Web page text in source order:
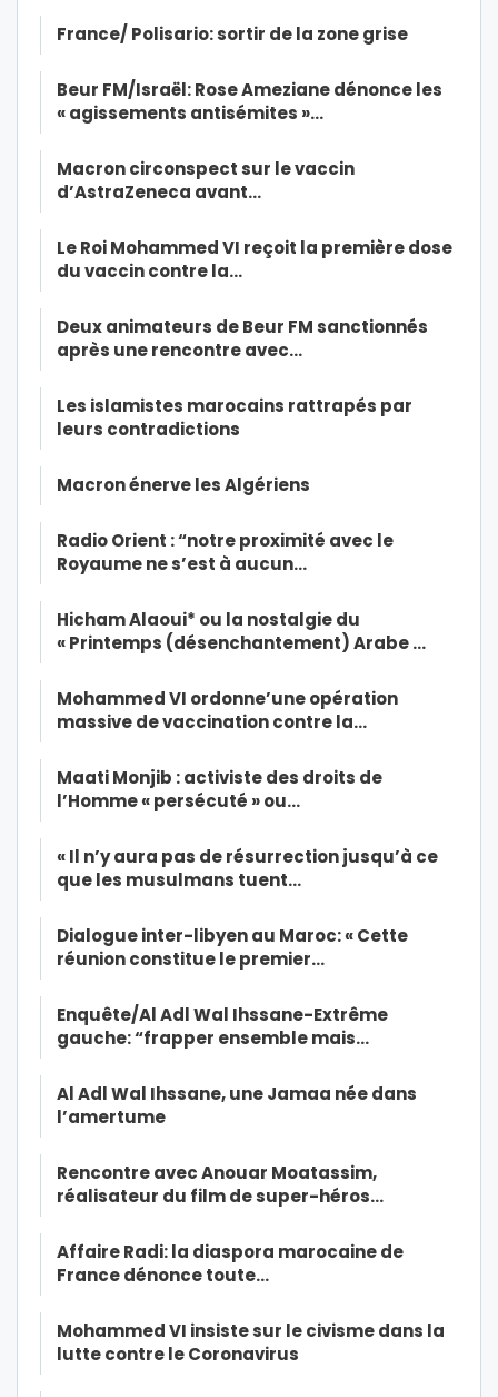
France/ Polisario: sortir de la zone grise
Beur FM/Israël: Rose Ameziane dénonce les
« agissements antisémites »…
Macron circonspect sur le vaccin
d’AstraZeneca avant…
Le Roi Mohammed VI reçoit la première dose
du vaccin contre la…
Deux animateurs de Beur FM sanctionnés
après une rencontre avec…
Les islamistes marocains rattrapés par
leurs contradictions
Macron énerve les Algériens
Radio Orient : “notre proximité avec le
Royaume ne s’est à aucun…
Hicham Alaoui* ou la nostalgie du
« Printemps (désenchantement) Arabe …
Mohammed VI ordonne’une opération
massive de vaccination contre la…
Maati Monjib : activiste des droits de
l’Homme « persécuté » ou…
« Il n’y aura pas de résurrection jusqu’à ce
que les musulmans tuent…
Dialogue inter-libyen au Maroc: « Cette
réunion constitue le premier…
Enquête/Al Adl Wal Ihssane-Extrême
gauche: “frapper ensemble mais…
Al Adl Wal Ihssane, une Jamaa née dans
l’amertume
Rencontre avec Anouar Moatassim,
réalisateur du film de super-héros…
Affaire Radi: la diaspora marocaine de
France dénonce toute…
Mohammed VI insiste sur le civisme dans la
lutte contre le Coronavirus